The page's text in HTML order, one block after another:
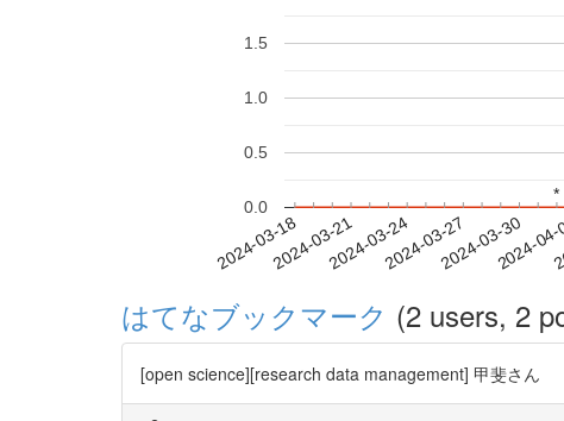
2024-03-182024-03-212024-03-242024-03-272024-03-30
2024-
0.0
0.5
1.0
1.5
*
*
はてなブックマーク (2 users, 2
[open science][research data management] 甲斐さん